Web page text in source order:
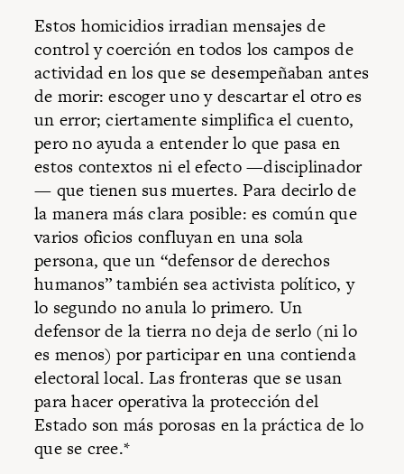
Estos homicidios irradian mensajes de
control y coerción en todos los campos de
actividad en los que se desempeñaban antes
de morir: escoger uno y descartar el otro es
un error; ciertamente simplifica el cuento,
pero no ayuda a entender lo que pasa en
estos contextos ni el efecto —disciplinador
— que tienen sus muertes. Para decirlo de
la manera más clara posible: es común que
varios oficios confluyan en una sola
persona, que un “defensor de derechos
humanos” también sea activista político, y
lo segundo no anula lo primero. Un
defensor de la tierra no deja de serlo (ni lo
es menos) por participar en una contienda
electoral local. Las fronteras que se usan
para hacer operativa la protección del
Estado son más porosas en la práctica de lo
que se cree.*